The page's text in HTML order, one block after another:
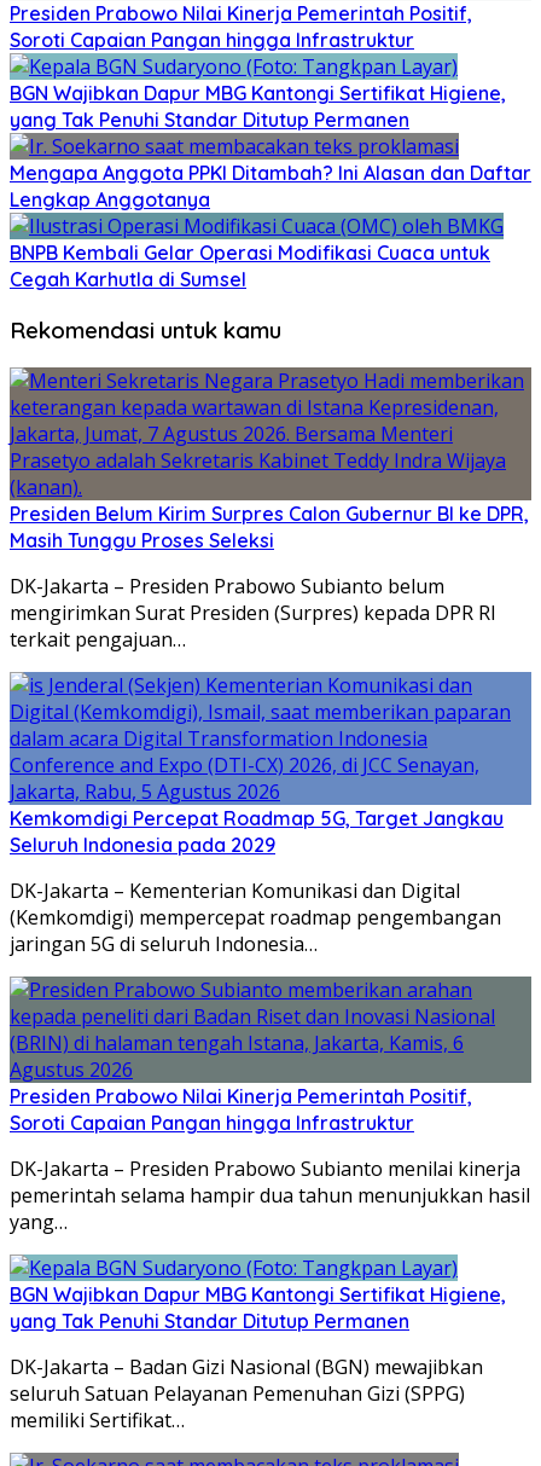
Presiden Prabowo Nilai Kinerja Pemerintah Positif,
Soroti Capaian Pangan hingga Infrastruktur
BGN Wajibkan Dapur MBG Kantongi Sertifikat Higiene,
yang Tak Penuhi Standar Ditutup Permanen
Mengapa Anggota PPKI Ditambah? Ini Alasan dan Daftar
Lengkap Anggotanya
BNPB Kembali Gelar Operasi Modifikasi Cuaca untuk
Cegah Karhutla di Sumsel
Rekomendasi untuk kamu
Presiden Belum Kirim Surpres Calon Gubernur BI ke DPR,
Masih Tunggu Proses Seleksi
DK-Jakarta – Presiden Prabowo Subianto belum
mengirimkan Surat Presiden (Surpres) kepada DPR RI
terkait pengajuan…
Kemkomdigi Percepat Roadmap 5G, Target Jangkau
Seluruh Indonesia pada 2029
DK-Jakarta – Kementerian Komunikasi dan Digital
(Kemkomdigi) mempercepat roadmap pengembangan
jaringan 5G di seluruh Indonesia…
Presiden Prabowo Nilai Kinerja Pemerintah Positif,
Soroti Capaian Pangan hingga Infrastruktur
DK-Jakarta – Presiden Prabowo Subianto menilai kinerja
pemerintah selama hampir dua tahun menunjukkan hasil
yang…
BGN Wajibkan Dapur MBG Kantongi Sertifikat Higiene,
yang Tak Penuhi Standar Ditutup Permanen
DK-Jakarta – Badan Gizi Nasional (BGN) mewajibkan
seluruh Satuan Pelayanan Pemenuhan Gizi (SPPG)
memiliki Sertifikat…